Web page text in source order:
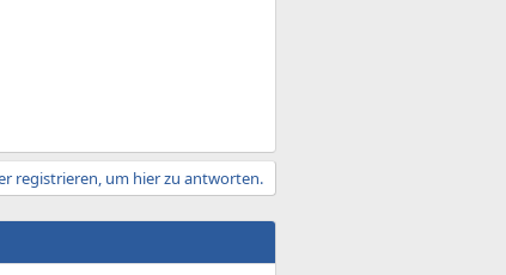
registrieren, um hier zu antworten.